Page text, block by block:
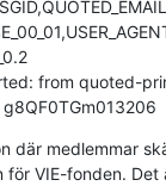
from quoted-
där medlemmar
för VIE-fonden. Det